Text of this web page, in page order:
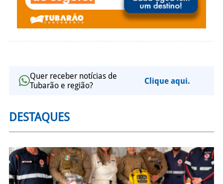
Quer receber notícias de
Tubarão e região?
Clique aqui.
DESTAQUES